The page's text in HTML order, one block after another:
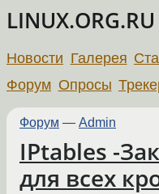
LINUX.ORG.RU
Новости Галерея
Форум Опросы
Форум — Admin
IPtables -
для всех